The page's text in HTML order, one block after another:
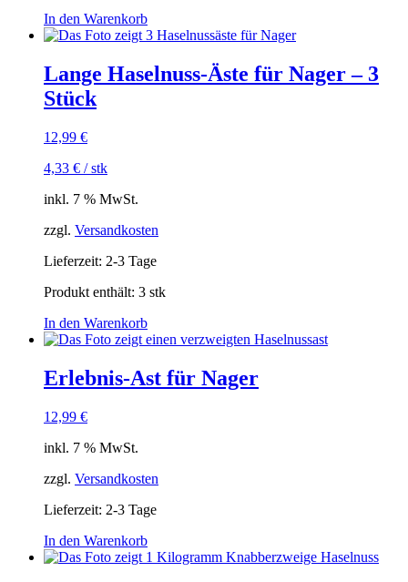
In den Warenkorb
Lange Haselnuss-Äste für Nager – 3
Stück
12,99 €
4,33 € /stk
inkl. 7 % MwSt.
zzgl. Versandkosten
Lieferzeit: 2-3 Tage
Produkt enthält: 3 stk
In den Warenkorb
Erlebnis-Ast für Nager
12,99 €
inkl. 7 % MwSt.
zzgl. Versandkosten
Lieferzeit: 2-3 Tage
In den Warenkorb